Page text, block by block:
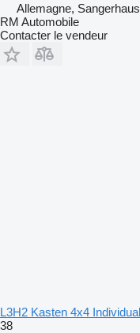
Allemagne,
RM Automobile
Contacter le vendeur
L3H2 Kasten 4x4
38